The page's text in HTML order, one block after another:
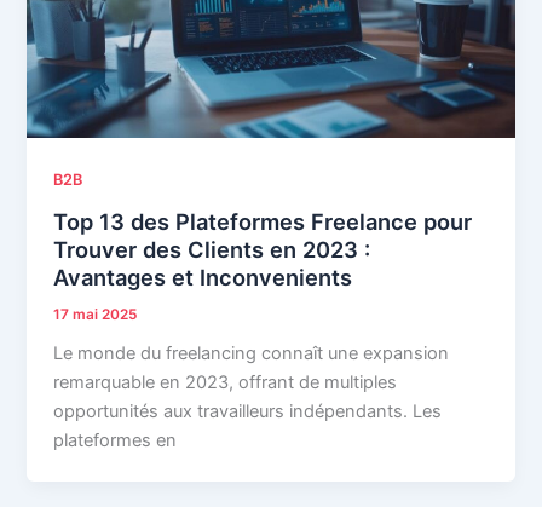
B2B
Top 13 des Plateformes Freelance pour
Trouver des Clients en 2023 :
Avantages et Inconvenients
17 mai 2025
Le monde du freelancing connaît une expansion
remarquable en 2023, offrant de multiples
opportunités aux travailleurs indépendants. Les
plateformes en